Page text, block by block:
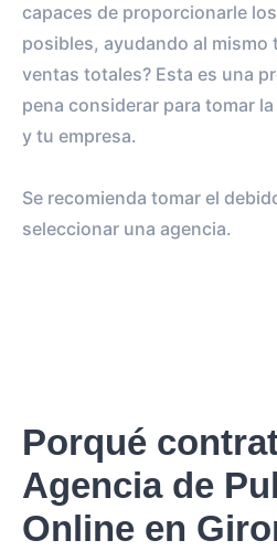
capaces de proporcionarle
posibles, ayudando al mismo
ventas totales? Esta es una
pena considerar para tomar
y tu empresa.
Se recomienda tomar el
seleccionar una agencia.
Porqué
Agencia de
Online en